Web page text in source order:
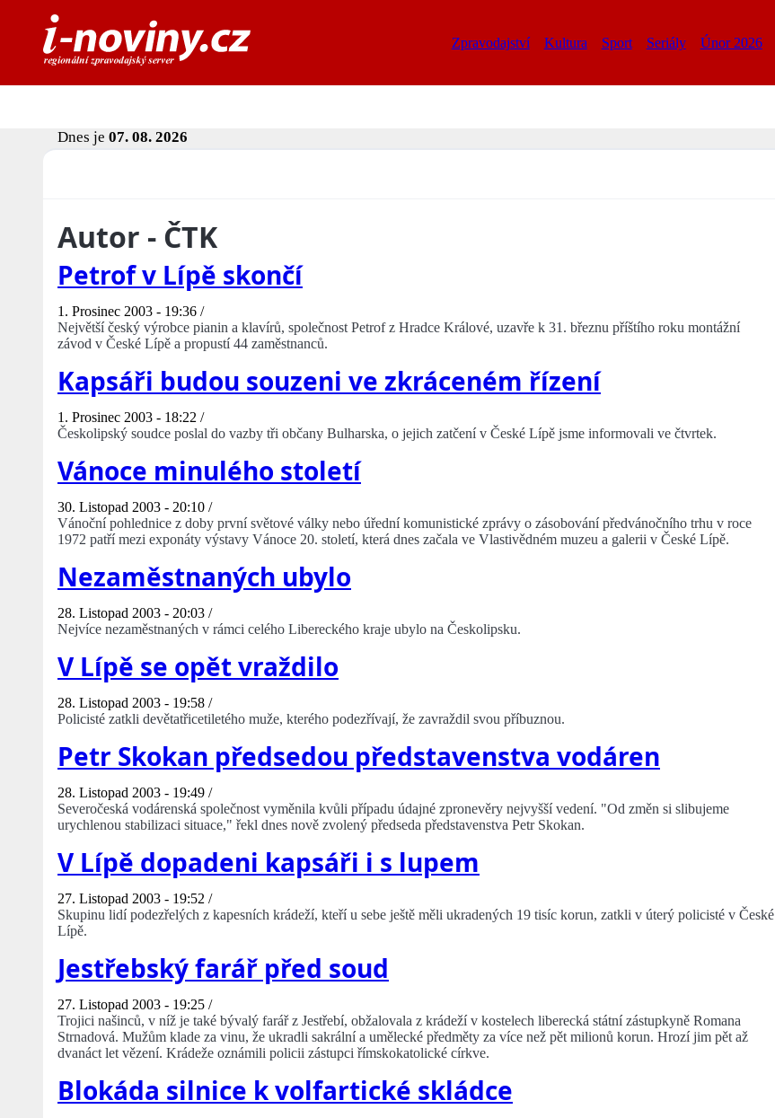
Zpravodajství Kultura Sport Seriály Únor 2026
Dnes je 07. 08. 2026
Autor - ČTK
Petrof v Lípě skončí
1. Prosinec 2003 - 19:36 /
Největší český výrobce pianin a klavírů, společnost Petrof z Hradce Králové, uzavře k 31. březnu příštího roku montážní
závod v České Lípě a propustí 44 zaměstnanců.
Kapsáři budou souzeni ve zkráceném řízení
1. Prosinec 2003 - 18:22 /
Českolipský soudce poslal do vazby tři občany Bulharska, o jejich zatčení v České Lípě jsme informovali ve čtvrtek.
Vánoce minulého století
30. Listopad 2003 - 20:10 /
Vánoční pohlednice z doby první světové války nebo úřední komunistické zprávy o zásobování předvánočního trhu v roce
1972 patří mezi exponáty výstavy Vánoce 20. století, která dnes začala ve Vlastivědném muzeu a galerii v České Lípě.
Nezaměstnaných ubylo
28. Listopad 2003 - 20:03 /
Nejvíce nezaměstnaných v rámci celého Libereckého kraje ubylo na Českolipsku.
V Lípě se opět vraždilo
28. Listopad 2003 - 19:58 /
Policisté zatkli devětatřicetiletého muže, kterého podezřívají, že zavraždil svou příbuznou.
Petr Skokan předsedou představenstva vodáren
28. Listopad 2003 - 19:49 /
Severočeská vodárenská společnost vyměnila kvůli případu údajné zpronevěry nejvyšší vedení. "Od změn si slibujeme
urychlenou stabilizaci situace," řekl dnes nově zvolený předseda představenstva Petr Skokan.
V Lípě dopadeni kapsáři i s lupem
27. Listopad 2003 - 19:52 /
Skupinu lidí podezřelých z kapesních krádeží, kteří u sebe ještě měli ukradených 19 tisíc korun, zatkli v úterý policisté v České
Lípě.
Jestřebský farář před soud
27. Listopad 2003 - 19:25 /
Trojici našinců, v níž je také bývalý farář z Jestřebí, obžalovala z krádeží v kostelech liberecká státní zástupkyně Romana
Strnadová. Mužům klade za vinu, že ukradli sakrální a umělecké předměty za více než pět milionů korun. Hrozí jim pět až
dvanáct let vězení. Krádeže oznámili policii zástupci římskokatolické církve.
Blokáda silnice k volfartické skládce